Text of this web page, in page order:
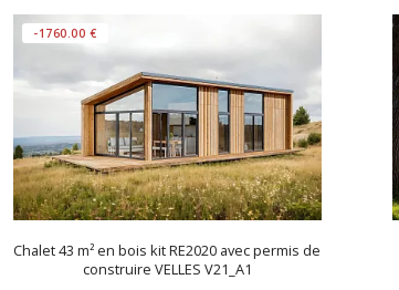
-1760.00 €
Chalet 43 m² en bois kit RE2020 avec permis de
construire VELLES V21_A1